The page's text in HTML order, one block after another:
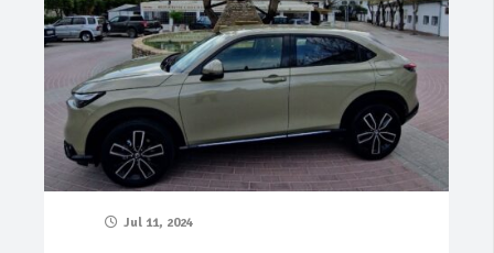
Jul 11, 2024